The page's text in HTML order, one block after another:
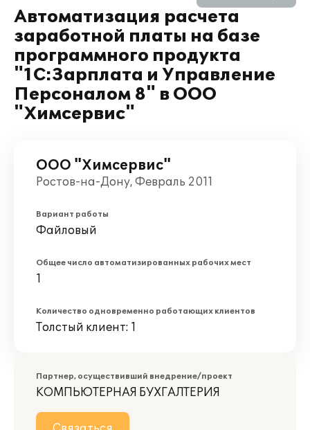
Автоматизация расчета
заработной платы на базе
программного продукта
"1С:Зарплата и Управление
Персоналом 8" в ООО
"Химсервис"
ООО "Химсервис"
Ростов-на-Дону, Февраль 2011
Вариант работы
Файловый
Общее число автоматизированных рабочих мест
1
Количество одновременно работающих клиентов
Толстый клиент: 1
Партнер, осуществивший внедрение/проект
КОМПЬЮТЕРНАЯ БУХГАЛТЕРИЯ